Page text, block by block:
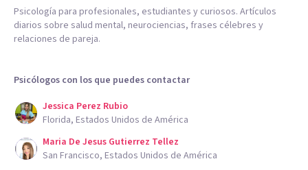
Psicología para profesionales, estudiantes y curiosos. Artículos
diarios sobre salud mental, neurociencias, frases célebres y
relaciones de pareja.
Psicólogos con los que puedes contactar
Jessica Perez Rubio
Florida, Estados Unidos de América
Maria De Jesus Gutierrez Tellez
San Francisco, Estados Unidos de América